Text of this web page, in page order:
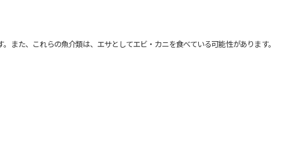
た、これらの魚介類は、エサとしてエビ・カニを食べている可能性があります。